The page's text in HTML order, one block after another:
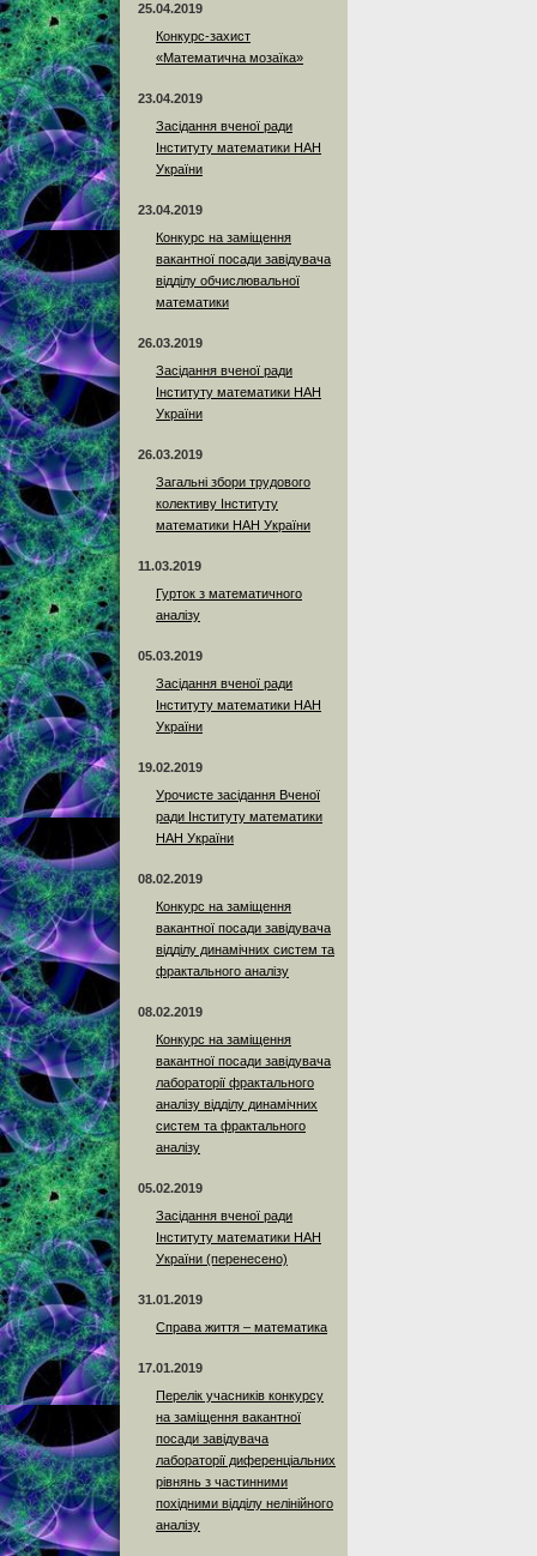
25.04.2019
Конкурс-захист
«Математична мозаїка»
23.04.2019
Засідання вченої ради
Інституту математики НАН
України
23.04.2019
Конкурс на заміщення
вакантної посади завідувача
відділу обчислювальної
математики
26.03.2019
Засідання вченої ради
Інституту математики НАН
України
26.03.2019
Загальні збори трудового
колективу Інституту
математики НАН України
11.03.2019
Гурток з математичного
аналізу
05.03.2019
Засідання вченої ради
Інституту математики НАН
України
19.02.2019
Урочисте засідання Вченої
ради Інституту математики
НАН України
08.02.2019
Конкурс на заміщення
вакантної посади завідувача
відділу динамічних систем та
фрактального аналізу
08.02.2019
Конкурс на заміщення
вакантної посади завідувача
лабораторії фрактального
аналізу відділу динамічних
систем та фрактального
аналізу
05.02.2019
Засідання вченої ради
Інституту математики НАН
України (перенесено)
31.01.2019
Справа життя – математика
17.01.2019
Перелік учасників конкурсу
на заміщення вакантної
посади завідувача
лабораторії диференціальних
рівнянь з частинними
похідними відділу нелінійного
аналізу